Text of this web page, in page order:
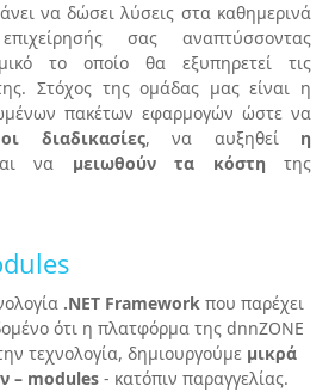
να δώσει λύσεις στα καθημερινά
σας αναπτύσσοντας
το οποίο θα εξυπηρετεί τις
Στόχος της ομάδας μας είναι η
πακέτων εφαρμογών ώστε να
οι διαδικασίες, να αυξηθεί η
να μειωθούν τα κόστη της
.ΝΕΤ Framework που παρέχει
ότι η πλατφόρμα της dnnZONE
τεχνολογία, δημιουργούμε μικρά
– modules - κατόπιν παραγγελίας.